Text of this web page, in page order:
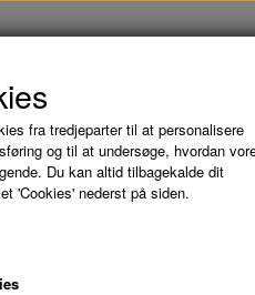
tilbud
fra tredjeparter til at personalisere
og til at undersøge, hvordan
Du kan altid tilbagekalde dit
'Cookies' nederst på siden.